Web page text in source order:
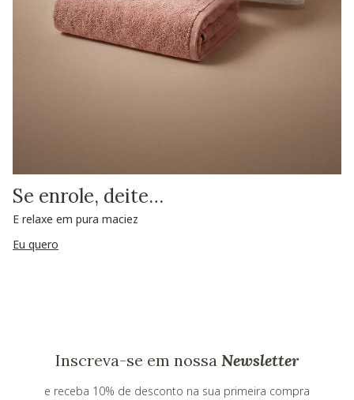
Se enrole, deite…
E relaxe em pura maciez
Eu quero
Inscreva-se em nossa Newsletter
e receba 10% de desconto na sua primeira compra